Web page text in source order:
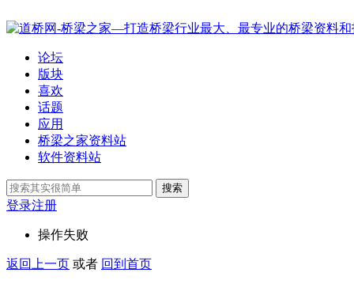
论坛
版块
喜欢
话题
应用
桥梁之家资料站
软件资料站
搜索
登录注册
操作失败
返回上一页 或者 回到首页